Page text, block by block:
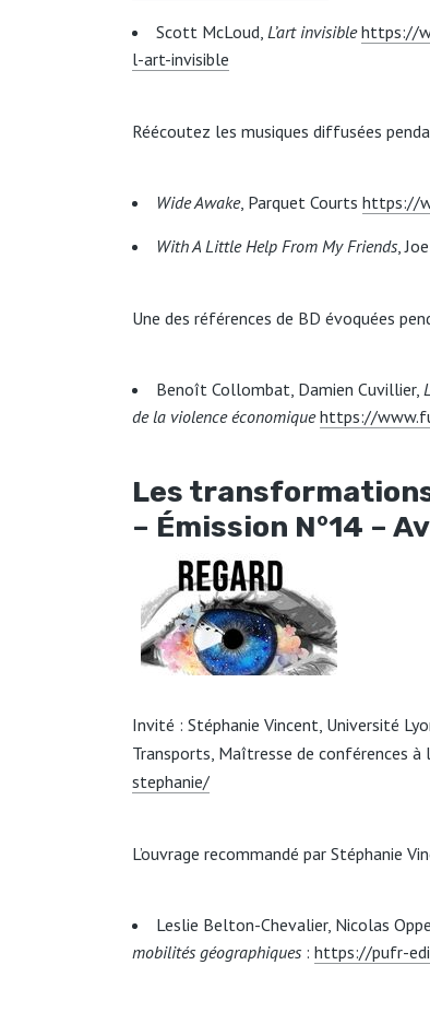
Scott McLoud, L’art invisible https://
l-art-invisible
Réécoutez les musiques diffusées
Wide Awake, Parquet Courts https://
With A Little Help From My Friends,
Une des références de BD évoquées
Benoît Collombat, Damien Cuvillier,
de la violence économique https://
Les
– Émission N°14 –
Invité : Stéphanie Vincent, Université
Transports, Maîtresse de conférences à
stephanie/
L’ouvrage recommandé par Stéphanie
Leslie Belton-Chevalier, Nicolas
mobilités géographiques : https://pufr-